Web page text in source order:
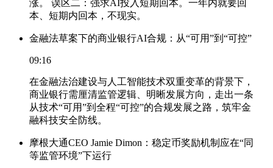
涨。 误区二：强求AI投入短期回本。一年内就要回
本、短期内回本，不现实。
金融法草案下的商业银行AI合规：从“可用”到“可控”
09:16
在金融法治建设与人工智能技术双重变革的背景下，
商业银行需厘清监管逻辑、明晰发展方向，走出一条
从技术“可用”到全程“可控”的合规发展之路，筑牢金
融科技安全防线。
摩根大通CEO Jamie Dimon：稳定币奖励机制应在“同
等监管环境”下运行